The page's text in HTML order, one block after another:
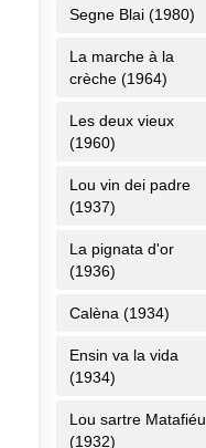
Segne Blai (1980)
La marche à la
crèche (1964)
Les deux vieux
(1960)
Lou vin dei padre
(1937)
La pignata d'or
(1936)
Calèna (1934)
Ensin va la vida
(1934)
Lou sartre Matafiéu
(1932)